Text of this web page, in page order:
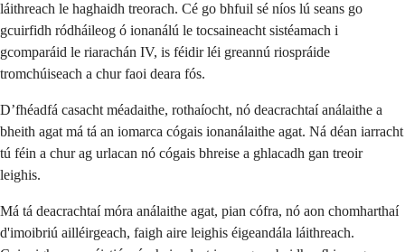
láithreach le haghaidh treorach. Cé go bhfuil sé níos lú seans go
gcuirfidh ródháileog ó ionanálú le tocsaineacht sistéamach i
gcomparáid le riarachán IV, is féidir léi greannú riospráide
tromchúiseach a chur faoi deara fós.
D’fhéadfá casacht méadaithe, rothaíocht, nó deacrachtaí análaithe a
bheith agat má tá an iomarca cógais ionanálaithe agat. Ná déan iarracht
tú féin a chur ag urlacan nó cógais bhreise a ghlacadh gan treoir
leighis.
Má tá deacrachtaí móra análaithe agat, pian cófra, nó aon chomharthaí
d'imoibriú ailléirgeach, faigh aire leighis éigeandála láithreach.